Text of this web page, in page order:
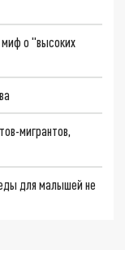
о "высоких
мигрантов,
для малышей не